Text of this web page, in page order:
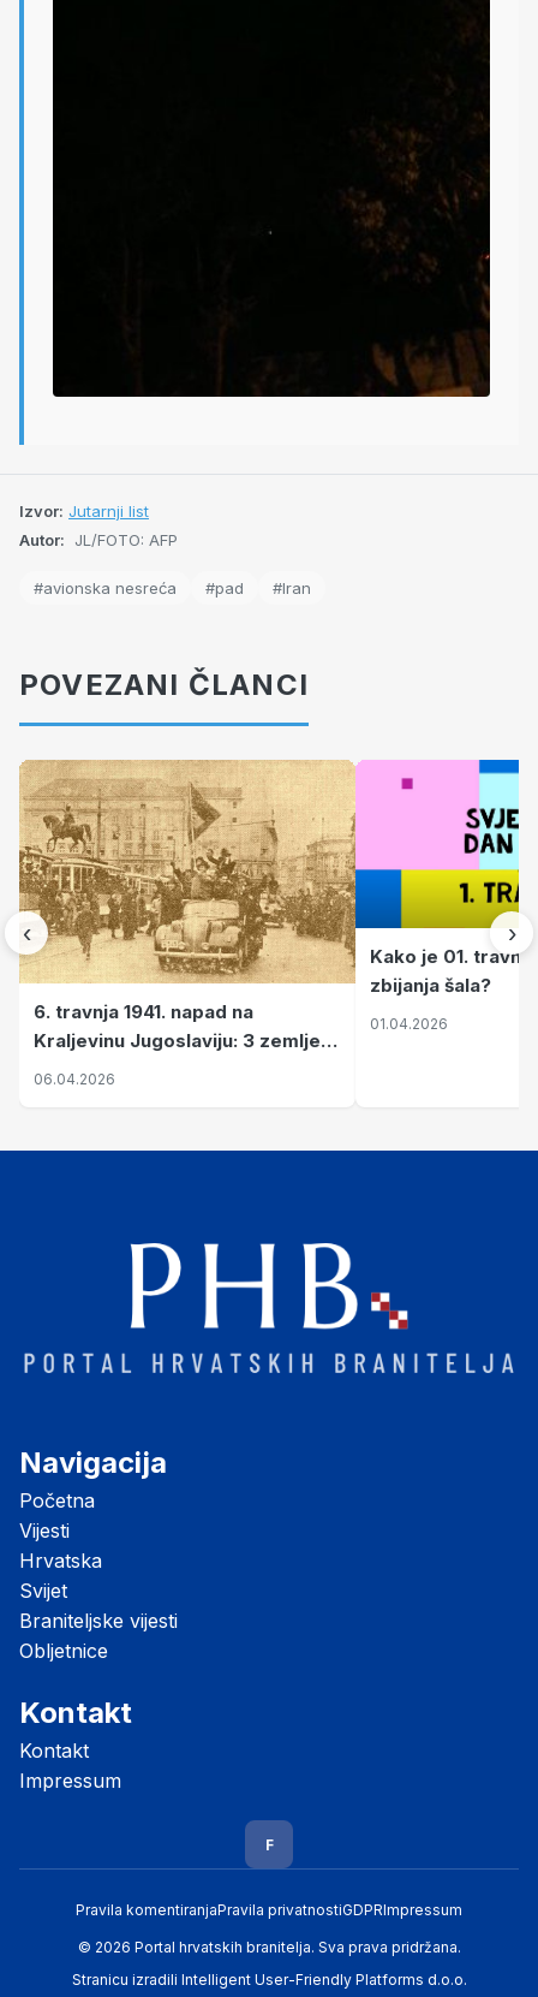
Izvor: Jutarnji list
Autor:
JL/FOTO: AFP
#avionska nesreća #pad #Iran
POVEZANI ČLANCI
‹
6. travnja 1941. napad na
Kraljevinu Jugoslaviju: 3 zemlje
nastale njenim raspadom
06.04.2026
Kako je 01.
zbijanja šala?
01.04.2026
›
Navigacija
Početna
Vijesti
Hrvatska
Svijet
Braniteljske vijesti
Obljetnice
Kontakt
Kontakt
Impressum
F
Pravila komentiranjaPravila privatnostiGDPRImpressum
© 2026 Portal hrvatskih branitelja. Sva prava pridržana.
Stranicu izradili Intelligent User-Friendly Platforms d.o.o.